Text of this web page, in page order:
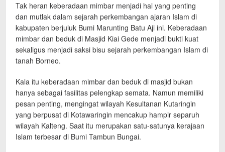
Tak heran keberadaan mimbar menjadi hal yang penting
dan mutlak dalam sejarah perkembangan ajaran Islam di
kabupaten berjuluk Bumi Marunting Batu Aji ini. Keberadaan
mimbar dan beduk di Masjid Kiai Gede menjadi bukti kuat
sekaligus menjadi saksi bisu sejarah perkembangan Islam di
tanah Borneo.
Kala itu keberadaan mimbar dan beduk di masjid bukan
hanya sebagai fasilitas pelengkap semata. Namun memiliki
pesan penting, mengingat wilayah Kesultanan Kutaringin
yang berpusat di Kotawaringin mencakup hampir separuh
wilayah Kalteng. Saat itu merupakan satu-satunya kerajaan
Islam terbesar di Bumi Tambun Bungai.